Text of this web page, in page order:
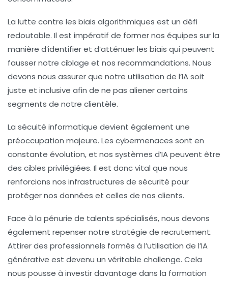
La lutte contre les biais algorithmiques est un défi
redoutable. Il est impératif de former nos équipes sur la
manière d’identifier et d’atténuer les biais qui peuvent
fausser notre ciblage et nos recommandations. Nous
devons nous assurer que notre utilisation de l’IA soit
juste et inclusive afin de ne pas aliener certains
segments de notre clientèle.
La sécuité informatique devient également une
préoccupation majeure. Les cybermenaces sont en
constante évolution, et nos systèmes d’IA peuvent être
des cibles privilégiées. Il est donc vital que nous
renforcions nos infrastructures de sécurité pour
protéger nos données et celles de nos clients.
Face à la pénurie de talents spécialisés, nous devons
également repenser notre stratégie de recrutement.
Attirer des professionnels formés à l’utilisation de l’IA
générative est devenu un véritable challenge. Cela
nous pousse à investir davantage dans la formation